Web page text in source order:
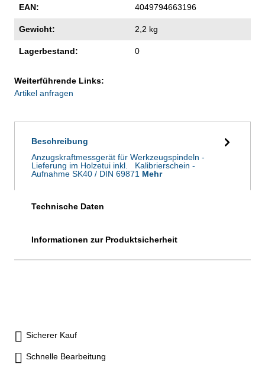
EAN: 4049794663196
Gewicht: 2,2 kg
Lagerbestand: 0
Weiterführende Links:
Artikel anfragen
Beschreibung
Anzugskraftmessgerät für Werkzeugspindeln -
Lieferung im Holzetui inkl. Kalibrierschein -
Aufnahme SK40 / DIN 69871 Mehr
Technische Daten
Informationen zur Produktsicherheit
Sicherer Kauf
Schnelle Bearbeitung